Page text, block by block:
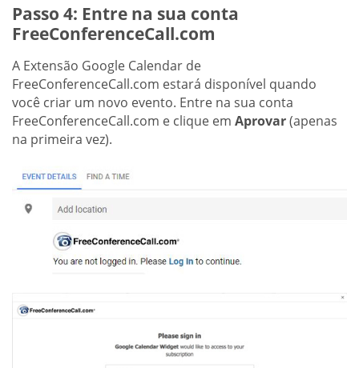
Passo 4: Entre na sua conta
FreeConferenceCall.com
A Extensão Google Calendar de
FreeConferenceCall.com estará disponível quando
você criar um novo evento. Entre na sua conta
FreeConferenceCall.com e clique em Aprovar(apenas
na primeira vez).